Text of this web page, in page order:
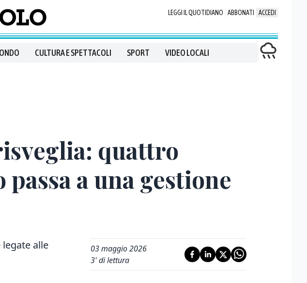
LEGGI IL QUOTIDIANO ABBONATI ACCEDI
CULTURA E SPETTACOLI SPORT VIDEO LOCALI
quattro
a una gestione
alle
03 maggio 2026
3' di lettura